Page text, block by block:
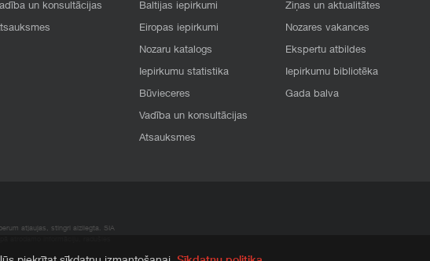
un konsultācijas Baltijas iepirkumi
Eiropas iepirkumi
Nozaru katalogs
Iepirkumu statistika
Būvieceres
Vadība un konsultācijas
Atsauksmes
Ziņas un aktualitātes
Nozares vakances
Ekspertu atbildes
Iepirkumu bibliotēka
Gada balva
atļaujas, stingri aizliegta. SIA